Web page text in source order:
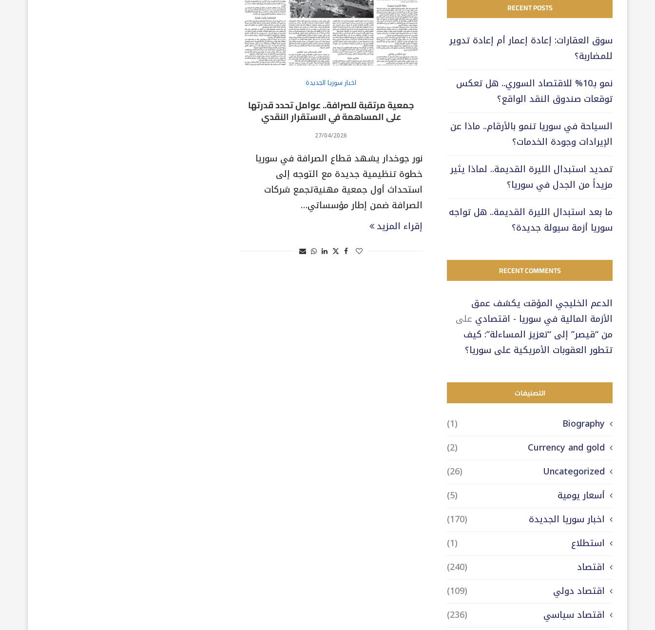
اخبار سوريا الجديدة
جمعية مرتقبة للصرافة.. عوامل تحدد قدرتها
على المساهمة في الاستقرار النقدي
27/04/2026
نور جوخدار يشهد قطاع الصرافة في سوريا
خطوة تنظيمية جديدة مع التوجه إلى
استحداث أول جمعية مهنيةتجمع شركات
الصرافة ضمن إطار مؤسساتي…
إقراء المزيد
RECENT POSTS
سوق العقارات: إعادة إعمار أم إعادة تدوير
للمضاربة؟
نمو بـ10% للاقتصاد السوري.. هل تعكس
توقعات صندوق النقد الواقع؟
السياحة في سوريا تنمو بالأرقام.. ماذا عن
الإيرادات وجودة الخدمات؟
تمديد استبدال الليرة القديمة.. لماذا يثير
مزيداً من الجدل في سوريا؟
ما بعد استبدال الليرة القديمة.. هل تواجه
سوريا أزمة سيولة جديدة؟
RECENT COMMENTS
الدعم الخليجي المؤقت يكشف عمق
الأزمة المالية في سوريا - اقتصادي على
من “قيصر” إلى “تعزيز المساءلة”: كيف
تتطور العقوبات الأمريكية على سوريا؟
التصنيفات
Biography
(1)
Currency and gold
(2)
Uncategorized
(26)
أسعار يومية
(5)
اخبار سوريا الجديدة
(170)
استطلاع
(1)
اقتصاد
(240)
اقتصاد دولي
(109)
اقتصاد سياسي
(236)